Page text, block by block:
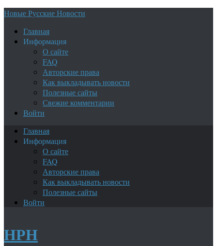
Новые Русские Новости
Главная
Информация
О сайте
FAQ
Авторские права
Как выкладывать новости
Полезные сайты
Свежие комментарии
Войти
Главная
Информация
О сайте
FAQ
Авторские права
Как выкладывать новости
Полезные сайты
Войти
НРН